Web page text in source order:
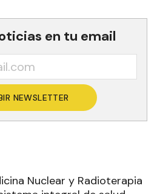
en tu email
NEWSLETTER
Nuclear y Radioterapia